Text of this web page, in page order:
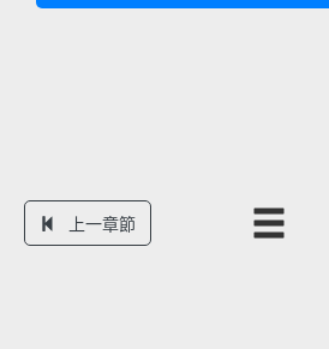
上一章節